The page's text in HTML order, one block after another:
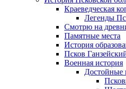
Краеведческая
Легенды
Смотрю на
Памятные места
История
Псков
Военная история
Достойные